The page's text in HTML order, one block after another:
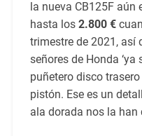
la nueva CB125F aún
hasta los 2.800 €
trimestre de 2021, así
señores de Honda ‘ya
puñetero disco
pistón. Ese es un
ala dorada nos la han